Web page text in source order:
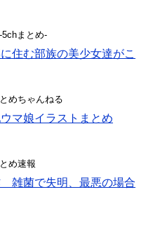
まとめ-
住む部族の美少女達がこ
めちゃんねる
マ娘イラストまとめ
め速報
雑菌で失明、最悪の場合